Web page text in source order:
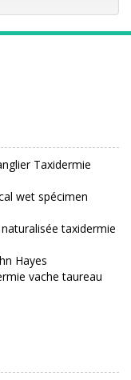
Taxidermie
wet spécimen
taxidermie
Hayes
vache taureau